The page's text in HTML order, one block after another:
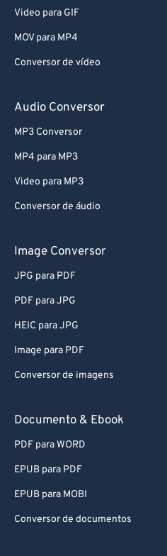
Video para GIF
MOV para MP4
Conversor de vídeo
Audio Conversor
MP3 Conversor
MP4 para MP3
Video para MP3
Conversor de áudio
Image Conversor
JPG para PDF
PDF para JPG
HEIC para JPG
Image para PDF
Conversor de imagens
Documento & Ebook
PDF para WORD
EPUB para PDF
EPUB para MOBI
Conversor de documentos